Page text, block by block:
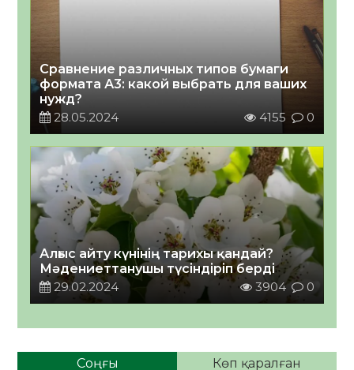
Сравнение различных типов бумаги
формата А3: какой выбрать для ваших
нужд?
28.05.2024
4155 0
Алғыс айту күнінің тарихы қандай?
Мәдениеттанушы түсіндіріп берді
29.02.2024
3904 0
Соңғы Көп қаралған